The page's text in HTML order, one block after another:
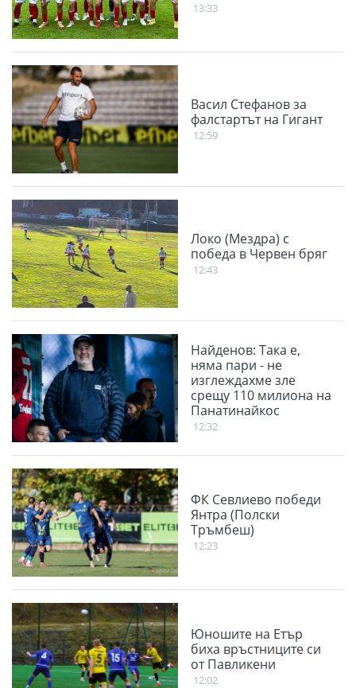
13:33
Васил Стефанов за
фалстартът на Гигант
12:59
Локо (Мездра) с
победа в Червен бряг
12:43
Найденов: Така е,
няма пари - не
изглеждахме зле
срещу 110 милиона на
Панатинайкос
12:32
ФК Севлиево победи
Янтра (Полски
Тръмбеш)
12:23
Юношите на Етър
биха връстниците си
от Павликени
12:02